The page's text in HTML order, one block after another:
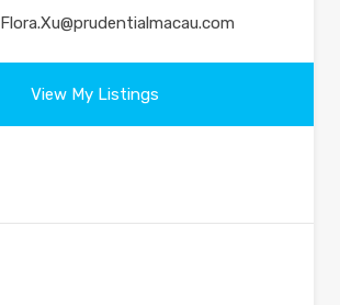
Flora.Xu@prudentialmacau.com
View My Listings